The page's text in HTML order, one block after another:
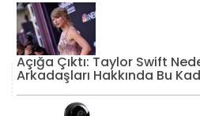
Açığa Çıktı: Taylor Swift
Arkadaşları Hakkında Bu